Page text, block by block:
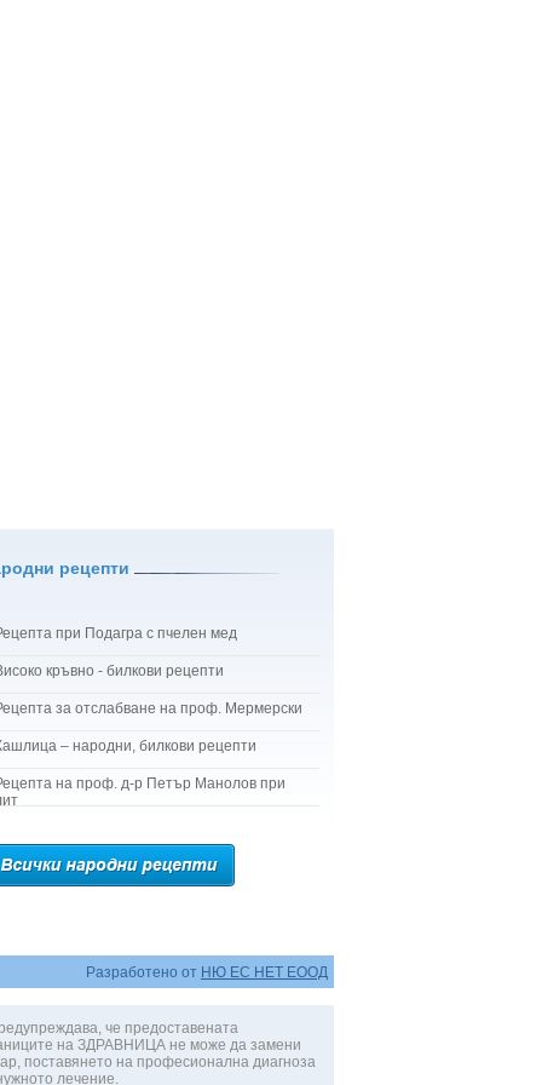
рецепти
при Подагра с пчелен мед
кръвно - билкови рецепти
за отслабване на проф. Мермерски
– народни, билкови рецепти
на проф. д-р Петър Манолов при
Разработено от НЮ ЕС НЕТ ЕООД
че предоставената
на ЗДРАВНИЦА не може да замени
поставянето на професионална диагноза
лечение.